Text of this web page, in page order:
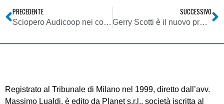
PRECEDENTE
Sciopero Audicoop nei confronti dei network nazionali: colpiscono alcune dichiarazioni rilasciate dai principali esponenti delle radio italiane
SUCCESSIVO
Gerry Scotti è il nuovo presidente di Monradio
Registrato al Tribunale di Milano nel 1999, diretto dall’avv.
Massimo Lualdi, è edito da Planet s.r.l., società iscritta al